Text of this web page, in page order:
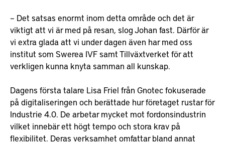
– Det satsas enormt inom detta område och det är
viktigt att vi är med på resan, slog Johan fast. Därför är
vi extra glada att vi under dagen även har med oss
institut som Swerea IVF samt Tillväxtverket för att
verkligen kunna knyta samman all kunskap.
Dagens första talare Lisa Friel från Gnotec fokuserade
på digitaliseringen och berättade hur företaget rustar för
Industrie 4.0. De arbetar mycket mot fordonsindustrin
vilket innebär ett högt tempo och stora krav på
flexibilitet. Deras verksamhet omfattar bland annat